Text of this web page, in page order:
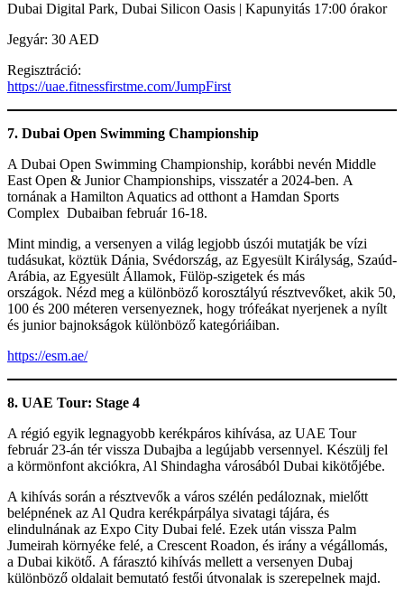
Dubai Digital Park, Dubai Silicon Oasis | Kapunyitás 17:00 órakor
Jegyár: 30 AED
Regisztráció:
https://uae.fitnessfirstme.com/JumpFirst
7. Dubai Open Swimming Championship
A Dubai Open Swimming Championship, korábbi nevén Middle
East Open & Junior Championships, visszatér a 2024-ben. A
tornának a Hamilton Aquatics ad otthont a Hamdan Sports
Complex Dubaiban február 16-18.
Mint mindig, a versenyen a világ legjobb úszói mutatják be vízi
tudásukat, köztük Dánia, Svédország, az Egyesült Királyság, Szaúd-
Arábia, az Egyesült Államok, Fülöp-szigetek és más
országok. Nézd meg a különböző korosztályú résztvevőket, akik 50,
100 és 200 méteren versenyeznek, hogy trófeákat nyerjenek a nyílt
és junior bajnokságok különböző kategóriáiban.
https://esm.ae/
8. UAE Tour: Stage 4
A régió egyik legnagyobb kerékpáros kihívása, az UAE Tour
február 23-án tér vissza Dubajba a legújabb versennyel. Készülj fel
a körmönfont akciókra, Al Shindagha városából Dubai kikötőjébe.
A kihívás során a résztvevők a város szélén pedáloznak, mielőtt
belépnének az Al Qudra kerékpárpálya sivatagi tájára, és
elindulnának az Expo City Dubai felé. Ezek után vissza Palm
Jumeirah környéke felé, a Crescent Roadon, és irány a végállomás,
a Dubai kikötő. A fárasztó kihívás mellett a versenyen Dubaj
különböző oldalait bemutató festői útvonalak is szerepelnek majd.